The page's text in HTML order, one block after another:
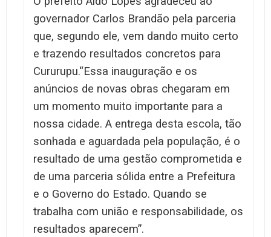
governador Carlos Brandão pela parceria
que, segundo ele, vem dando muito certo
e trazendo resultados concretos para
Cururupu.“Essa inauguração e os
anúncios de novas obras chegaram em
um momento muito importante para a
nossa cidade. A entrega desta escola, tão
sonhada e aguardada pela população, é o
resultado de uma gestão comprometida e
de uma parceria sólida entre a Prefeitura
e o Governo do Estado. Quando se
trabalha com união e responsabilidade, os
resultados aparecem”.